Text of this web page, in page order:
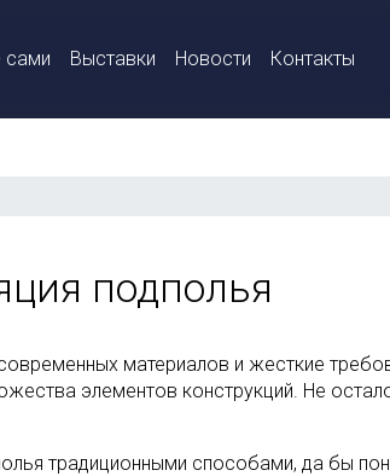
сами Выставки Новости Контакты
подполья
материалов и жесткие
элементов конструкций. Не
традиционными способами, да бы